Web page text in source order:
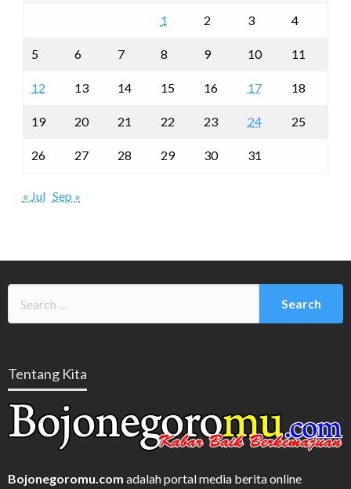
1 2 3 4
5 6 7 8 9 10 11
12 13 14 15 16 17 18
19 20 21 22 23 24 25
26 27 28 29 30 31
« Jul Sep »
Tentang Kita
Bojonegoromu.com adalah portal media berita online